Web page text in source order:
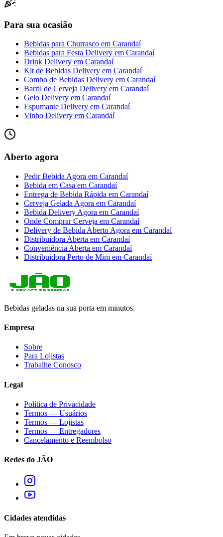
Para sua ocasião
Bebidas para Churrasco em Carandaí
Bebidas para Festa Delivery em Carandaí
Drink Delivery em Carandaí
Kit de Bebidas Delivery em Carandaí
Combo de Bebidas Delivery em Carandaí
Barril de Cerveja Delivery em Carandaí
Gelo Delivery em Carandaí
Espumante Delivery em Carandaí
Vinho Delivery em Carandaí
Aberto agora
Pedir Bebida Agora em Carandaí
Bebida em Casa em Carandaí
Entrega de Bebida Rápida em Carandaí
Cerveja Gelada Agora em Carandaí
Bebida Delivery Agora em Carandaí
Onde Comprar Cerveja em Carandaí
Delivery de Bebida Aberto Agora em Carandaí
Distribuidora Aberta em Carandaí
Conveniência Aberta em Carandaí
Distribuidora Perto de Mim em Carandaí
Bebidas geladas na sua porta em minutos.
Empresa
Sobre
Para Lojistas
Trabalhe Conosco
Legal
Política de Privacidade
Termos — Usuários
Termos — Lojistas
Termos — Entregadores
Cancelamento e Reembolso
Redes do JÃO
Cidades atendidas